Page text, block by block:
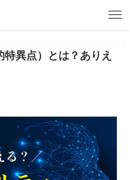
異点）とは？ありえ